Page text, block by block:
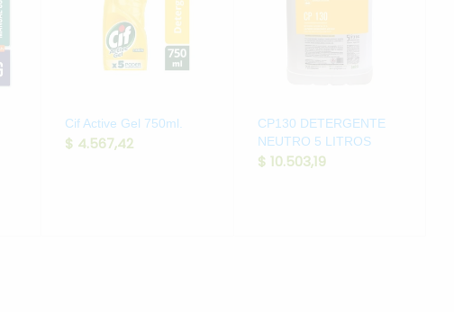
Cif Active Gel 750ml.
$ 4.567,42
CP130 DETERGENTE
NEUTRO 5 LITROS
$ 10.503,19